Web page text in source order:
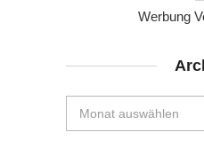
Werbung